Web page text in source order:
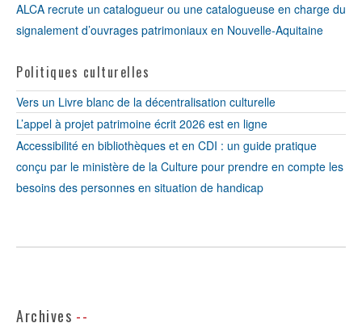
ALCA recrute un catalogueur ou une catalogueuse en charge du
signalement d’ouvrages patrimoniaux en Nouvelle-Aquitaine
Politiques culturelles
Vers un Livre blanc de la décentralisation culturelle
L’appel à projet patrimoine écrit 2026 est en ligne
Accessibilité en bibliothèques et en CDI : un guide pratique
conçu par le ministère de la Culture pour prendre en compte les
besoins des personnes en situation de handicap
Archives